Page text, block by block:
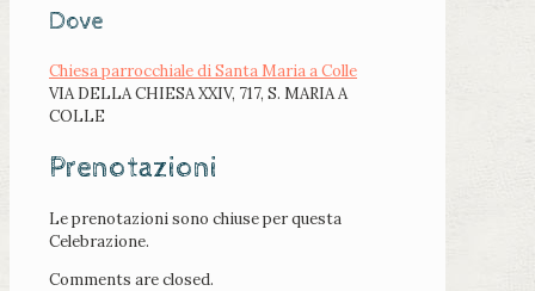
Dove
Chiesa parrocchiale di Santa Maria a Colle
VIA DELLA CHIESA XXIV, 717, S. MARIA A
COLLE
Prenotazioni
Le prenotazioni sono chiuse per questa
Celebrazione.
Comments are closed.